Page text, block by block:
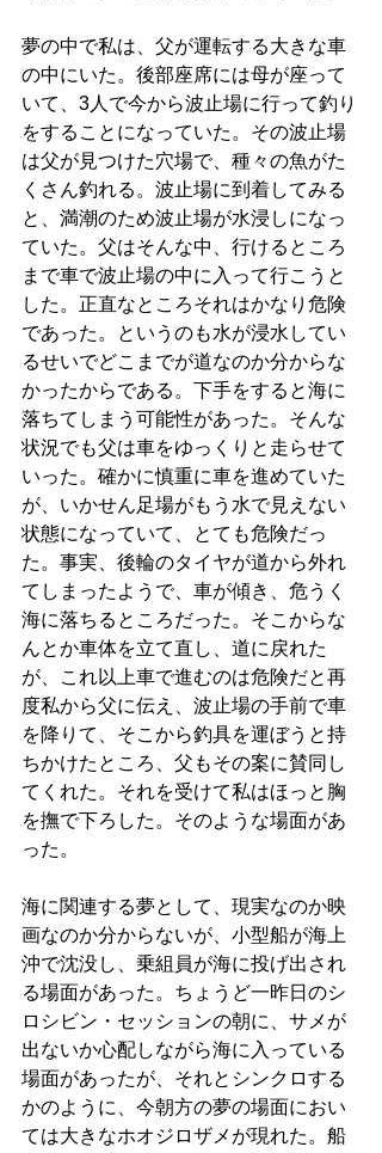
夢の中で私は、父が運転する大きな車
の中にいた。後部座席には母が座って
いて、3人で今から波止場に行って釣り
をすることになっていた。その波止場
は父が見つけた穴場で、種々の魚がた
くさん釣れる。波止場に到着してみる
と、満潮のため波止場が水浸しになっ
ていた。父はそんな中、行けるところ
まで車で波止場の中に入って行こうと
した。正直なところそれはかなり危険
であった。というのも水が浸水してい
るせいでどこまでが道なのか分からな
かったからである。下手をすると海に
落ちてしまう可能性があった。そんな
状況でも父は車をゆっくりと走らせて
いった。確かに慎重に車を進めていた
が、いかせん足場がもう水で見えない
状態になっていて、とても危険だっ
た。事実、後輪のタイヤが道から外れ
てしまったようで、車が傾き、危うく
海に落ちるところだった。そこからな
んとか車体を立て直し、道に戻れた
が、これ以上車で進むのは危険だと再
度私から父に伝え、波止場の手前で車
を降りて、そこから釣具を運ぼうと持
ちかけたところ、父もその案に賛同し
てくれた。それを受けて私はほっと胸
を撫で下ろした。そのような場面があ
った。
海に関連する夢として、現実なのか映
画なのか分からないが、小型船が海上
沖で沈没し、乗組員が海に投げ出され
る場面があった。ちょうど一昨日のシ
ロシビン・セッションの朝に、サメが
出ないか心配しながら海に入っている
場面があったが、それとシンクロする
かのように、今朝方の夢の場面におい
ては大きなホオジロザメが現れた。船